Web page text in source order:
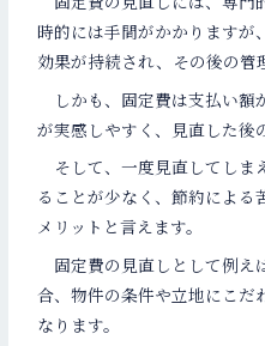
時的には手間がかかりますが
効果が持続され、その後の管
しかも、固定費は支払い額
が実感しやすく、見直した後
そして、一度見直してしま
ることが少なく、節約による
メリットと言えます。
固定費の見直しとして例え
合、物件の条件や立地にこだ
なります。